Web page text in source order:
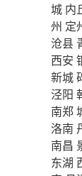
城 内
州 定
沧县
西安
新城
泾阳
南郑
洛南
南昌
东湖